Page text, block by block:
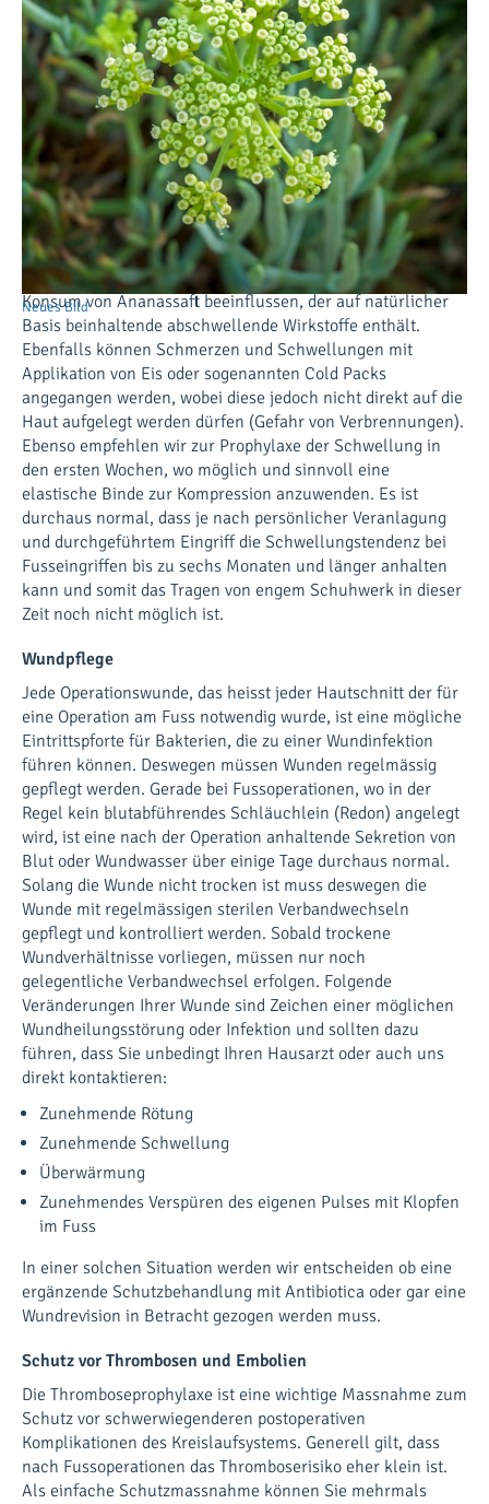
Neues Bild
Schmerzen sind in den ersten 1 - 2 Wochen wohl noch
vorhanden, klingen in der Regel jedoch rasch ab. Durch
häufiges Hochlagern können Sie zur raschen Abschwellung
beitragen, was wiederum den Gewebedruck in ihrem Fuss
vermindert und so die Schmerzen günstig beeinflusst.
Versuchen Sie den operierten Fuss höher zu lagern als Ihr
Herz, damit eine effiziente Abschwellung erzielt werden
kann. Schmerzen und Schwellung können auch als Signale
einer übermässigen Aktivität gewertet werden. Nehmen Sie
also Notiz von diesen Beschwerden und geben Sie Ihrem
Fuss eine entsprechende Ruhepause mit Hochlagern.
Günstig können Sie die Abschwellung zudem mit dem
Konsum von Ananassaft beeinflussen, der auf natürlicher
Basis beinhaltende abschwellende Wirkstoffe enthält.
Ebenfalls können Schmerzen und Schwellungen mit
Applikation von Eis oder sogenannten Cold Packs
angegangen werden, wobei diese jedoch nicht direkt auf die
Haut aufgelegt werden dürfen (Gefahr von Verbrennungen).
Ebenso empfehlen wir zur Prophylaxe der Schwellung in
den ersten Wochen, wo möglich und sinnvoll eine
elastische Binde zur Kompression anzuwenden. Es ist
durchaus normal, dass je nach persönlicher Veranlagung
und durchgeführtem Eingriff die Schwellungstendenz bei
Fusseingriffen bis zu sechs Monaten und länger anhalten
kann und somit das Tragen von engem Schuhwerk in dieser
Zeit noch nicht möglich ist.
Wundpflege
Jede Operationswunde, das heisst jeder Hautschnitt der für
eine Operation am Fuss notwendig wurde, ist eine mögliche
Eintrittspforte für Bakterien, die zu einer Wundinfektion
führen können. Deswegen müssen Wunden regelmässig
gepflegt werden. Gerade bei Fussoperationen, wo in der
Regel kein blutabführendes Schläuchlein (Redon) angelegt
wird, ist eine nach der Operation anhaltende Sekretion von
Blut oder Wundwasser über einige Tage durchaus normal.
Solang die Wunde nicht trocken ist muss deswegen die
Wunde mit regelmässigen sterilen Verbandwechseln
gepflegt und kontrolliert werden. Sobald trockene
Wundverhältnisse vorliegen, müssen nur noch
gelegentliche Verbandwechsel erfolgen. Folgende
Veränderungen Ihrer Wunde sind Zeichen einer möglichen
Wundheilungsstörung oder Infektion und sollten dazu
führen, dass Sie unbedingt Ihren Hausarzt oder auch uns
direkt kontaktieren:
Zunehmende Rötung
Zunehmende Schwellung
Überwärmung
Zunehmendes Verspüren des eigenen Pulses mit Klopfen
im Fuss
In einer solchen Situation werden wir entscheiden ob eine
ergänzende Schutzbehandlung mit Antibiotica oder gar eine
Wundrevision in Betracht gezogen werden muss.
Schutz vor Thrombosen und Embolien
Die Thromboseprophylaxe ist eine wichtige Massnahme zum
Schutz vor schwerwiegenderen postoperativen
Komplikationen des Kreislaufsystems. Generell gilt, dass
nach Fussoperationen das Thromboserisiko eher klein ist.
Als einfache Schutzmassnahme können Sie mehrmals